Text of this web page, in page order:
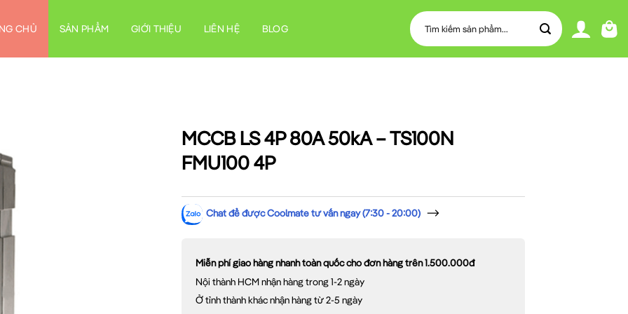
CHỦ SẢN PHẨM GIỚI THIỆU LIÊN HỆ BLOG
Tìm
kiếm:
MCCB LS 4P 80A 50kA – TS100N
FMU100 4P
Chat để được Coolmate tư vấn ngay (7:30 - 20:00)
Miễn phí giao hàng nhanh toàn quốc cho đơn hàng trên 1.500.000đ
Nội thành HCM nhận hàng trong 1-2 ngày
Ở tỉnh thành khác nhận hàng từ 2-5 ngày